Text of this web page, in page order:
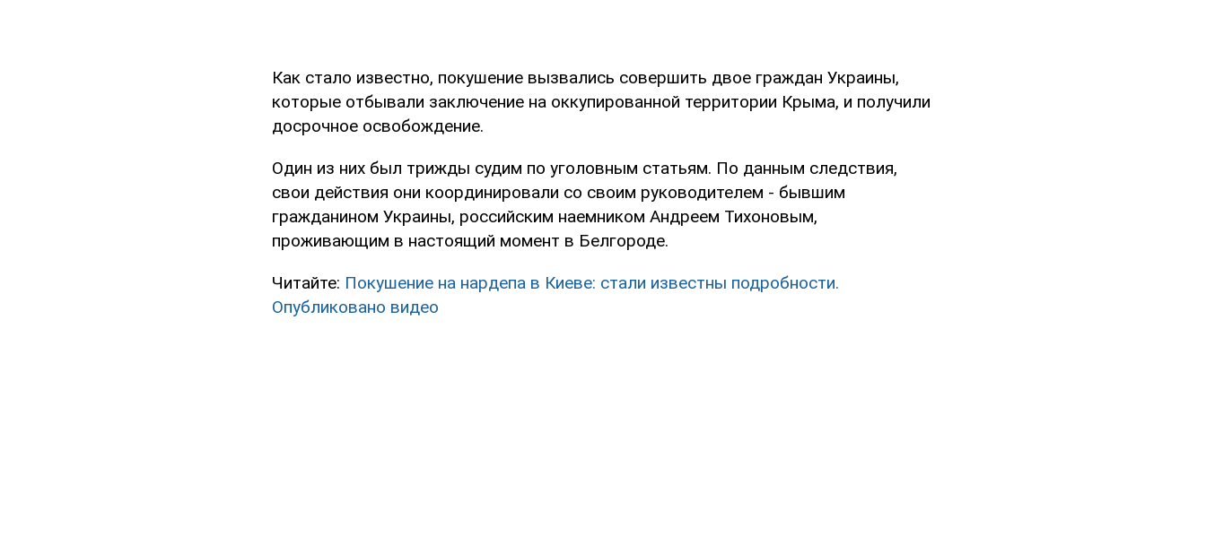
Как стало известно, покушение вызвались совершить двое граждан Украины,
которые отбывали заключение на оккупированной территории Крыма, и получили
досрочное освобождение.
Один из них был трижды судим по уголовным статьям. По данным следствия,
свои действия они координировали со своим руководителем - бывшим
гражданином Украины, российским наемником Андреем Тихоновым,
проживающим в настоящий момент в Белгороде.
Читайте: Покушение на нардепа в Киеве: стали известны подробности.
Опубликовано видео